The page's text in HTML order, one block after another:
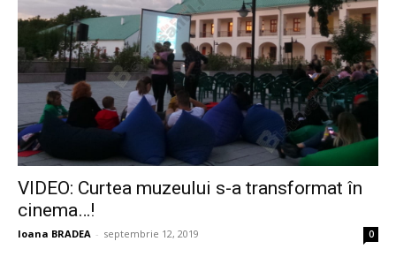
VIDEO: Curtea muzeului s-a transformat în
cinema…!
Ioana BRADEA - septembrie 12, 2019 0